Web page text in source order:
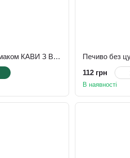
Печиво без цукру зі смаком КАВИ З ВЕРШКАМИ “VELN”/ “Велн”, 30 г
112 грн
В наявності